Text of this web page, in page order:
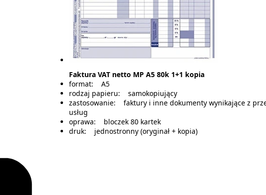
Faktura VAT netto MP A5 80k 1+1 kopia
format: A5
rodzaj papieru: samokopiujący
zastosowanie: faktury i inne dokumenty wynikające z
usług
oprawa: bloczek 80 kartek
druk: jednostronny (oryginał + kopia)